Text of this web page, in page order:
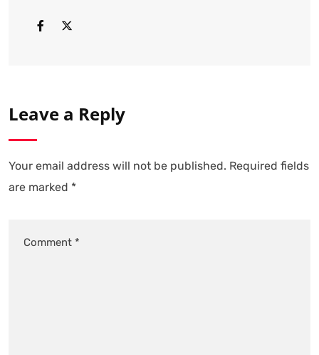
Leave a Reply
Your email address will not be published. Required fields
are marked *